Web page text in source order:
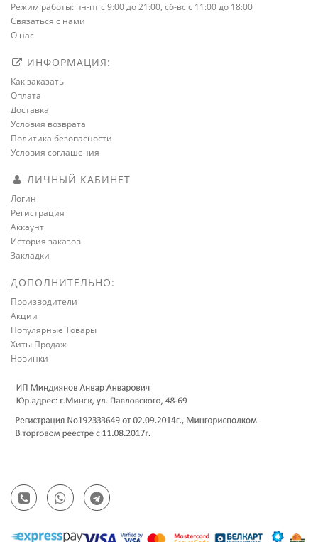
Режим работы: пн-пт с 9:00 до 21:00, сб-вс с 11:00 до 18:00
Связаться с нами
О нас
ИНФОРМАЦИЯ:
Как заказать
Оплата
Доставка
Условия возврата
Политика безопасности
Условия соглашения
ЛИЧНЫЙ КАБИНЕТ
Логин
Регистрация
Аккаунт
История заказов
Закладки
ДОПОЛНИТЕЛЬНО:
Производители
Акции
Популярные Товары
Хиты Продаж
Новинки